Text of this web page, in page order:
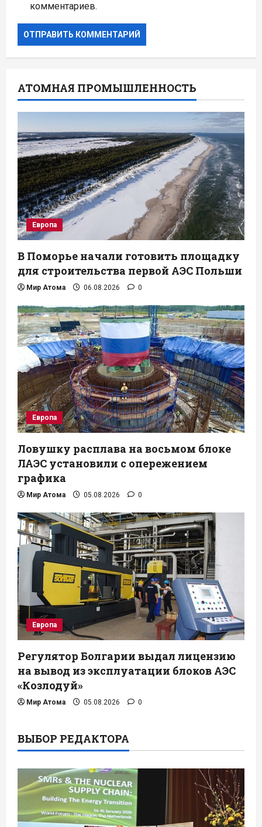
комментариев.
АТОМНАЯ ПРОМЫШЛЕННОСТЬ
Европа
В Поморье начали готовить площадку
для строительства первой АЭС Польши
Мир Атома 06.08.2026 0
Европа
Ловушку расплава на восьмом блоке
ЛАЭС установили с опережением
графика
Мир Атома 05.08.2026 0
Европа
Регулятор Болгарии выдал лицензию
на вывод из эксплуатации блоков АЭС
«Козлодуй»
Мир Атома 05.08.2026 0
ВЫБОР РЕДАКТОРА